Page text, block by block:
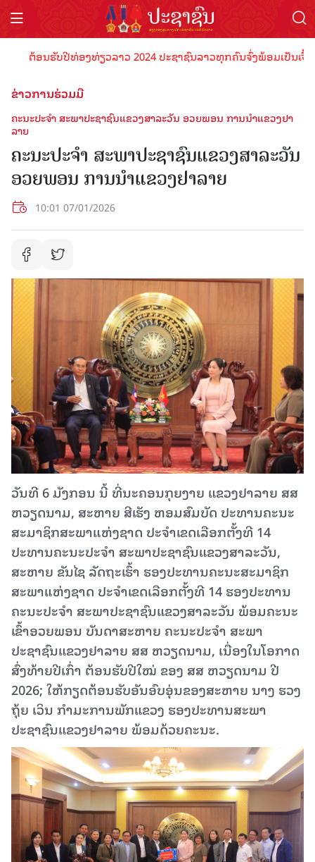
ຕ້ອນຮັບປີທ່ອງທ່ຽວລາວ 2024 ປະຊາຊົນລາວທຸກຄົນຈົ່ງພ້ອມເປັນເຈົ້
ຂ່າວການຮ່ວມມື
ຄະນະປະຈໍາ ສະພາປະຊາຊົນແຂວງສາລະວັນ ອວຍພອນ ການນໍາແຂວງຢາ
ລາຍ
ຄະນະປະຈໍາ ສະພາປະຊາຊົນແຂວງສາລະວັນ
ອວຍພອນ ການນໍາແຂວງຢາລາຍ
10:01 07/01/2026
ວັນທີ 6 ມັງກອນ ນີ້ ທີ່ນະຄອນກຸຍງາຍ ແຂວງຢາລາຍ ສສ
ຫວຽດນາມ, ສະຫາຍ ສີເຮັງ ຫອມສົມບັດ ປະທານຄະນະ
ສະມາຊິກສະພາແຫ່ງຊາດ ປະຈໍາເຂດເລືອກຕັ້ງທີ 14
ປະທານຄະນະປະຈໍາ ສະພາປະຊາຊົນແຂວງສາລະວັນ,
ສະຫາຍ ຂັນໄຊ ລັດຖະເຮົ້າ ຮອງປະທານຄະນະສະມາຊິກ
ສະພາແຫ່ງຊາດ ປະຈໍາເຂດເລືອກຕັ້ງທີ 14 ຮອງປະທານ
ຄະນະປະຈໍາ ສະພາປະຊາຊົນແຂວງສາລະວັນ ພ້ອມຄະນະ
ເຂົ້າອວຍພອນ ບັນດາສະຫາຍ ຄະນະປະຈໍາ ສະພາ
ປະຊາຊົນແຂວງຢາລາຍ ສສ ຫວຽດນາມ, ເນື່ອງໃນໂອກາດ
ສົ່ງທ້າຍປີເກົ່າ ຕ້ອນຮັບປີໃໝ່ ຂອງ ສສ ຫວຽດນາມ ປີ
2026; ໃຫ້ກຽດຕ້ອນຮັບອັນອົບອຸ່ນຂອງສະຫາຍ ນາງ ຮວງ
ຖຸ້ຍ ເວິນ ກຳມະການພັກແຂວງ ຮອງປະທານສະພາ
ປະຊາຊົນແຂວງຢາລາຍ ພ້ອມດ້ວຍຄະນະ.